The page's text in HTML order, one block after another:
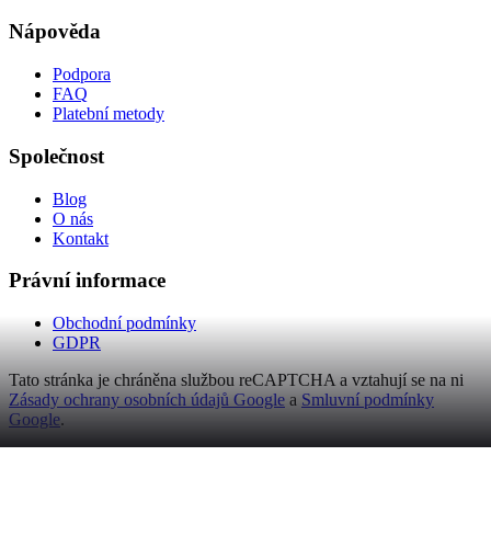
Nápověda
Podpora
FAQ
Platební metody
Společnost
Blog
O nás
Kontakt
Právní informace
Obchodní podmínky
GDPR
Tato stránka je chráněna službou reCAPTCHA a vztahují se na ni
Zásady ochrany osobních údajů Google a Smluvní podmínky
Google.